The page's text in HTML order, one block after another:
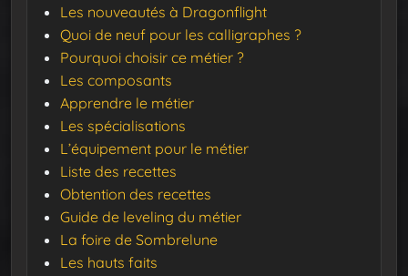
Les nouveautés à Dragonflight
Quoi de neuf pour les calligraphes ?
Pourquoi choisir ce métier ?
Les composants
Apprendre le métier
Les spécialisations
L’équipement pour le métier
Liste des recettes
Obtention des recettes
Guide de leveling du métier
La foire de Sombrelune
Les hauts faits